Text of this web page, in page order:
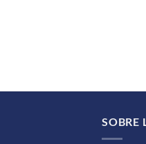
SOBRE